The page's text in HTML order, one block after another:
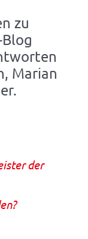
zu
Marian
der